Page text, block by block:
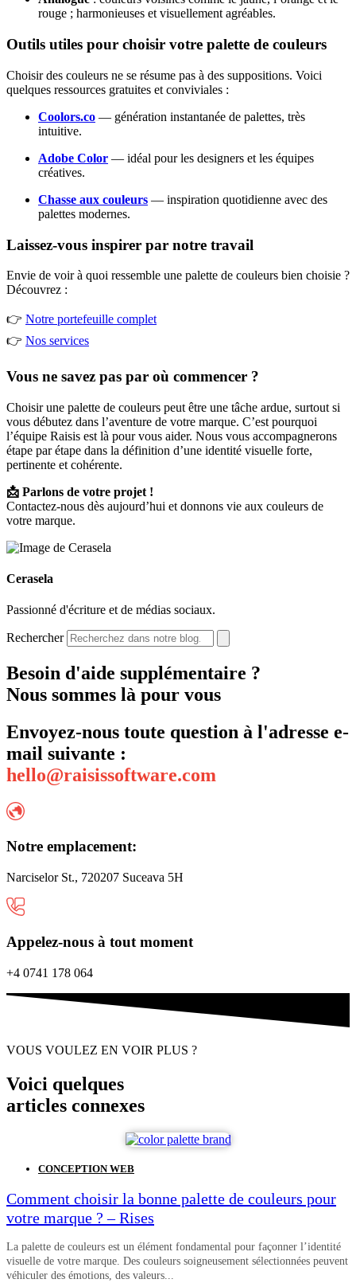
rouge ; harmonieuses et visuellement agréables.
Outils utiles pour choisir votre palette de couleurs
Choisir des couleurs ne se résume pas à des suppositions. Voici
quelques ressources gratuites et conviviales :
Coolors.co — génération instantanée de palettes, très
intuitive.
Adobe Color — idéal pour les designers et les équipes
créatives.
Chasse aux couleurs — inspiration quotidienne avec des
palettes modernes.
Laissez-vous inspirer par notre travail
Envie de voir à quoi ressemble une palette de couleurs bien choisie ?
Découvrez :
👉 Notre portefeuille complet
👉 Nos services
Vous ne savez pas par où commencer ?
Choisir une palette de couleurs peut être une tâche ardue, surtout si
vous débutez dans l’aventure de votre marque. C’est pourquoi
l’équipe Raisis est là pour vous aider. Nous vous accompagnerons
étape par étape dans la définition d’une identité visuelle forte,
pertinente et cohérente.
📩 Parlons de votre projet !
Contactez-nous dès aujourd’hui et donnons vie aux couleurs de
votre marque.
Cerasela
Passionné d'écriture et de médias sociaux.
Rechercher
Besoin d'aide supplémentaire ?
Nous sommes là pour vous
Envoyez-nous toute question à l'adresse e-
mail suivante :
hello@raisissoftware.com
Notre emplacement:
Narciselor St., 720207 Suceava 5H
Appelez-nous à tout moment
+4 0741 178 064
VOUS VOULEZ EN VOIR PLUS ?
Voici quelques
articles connexes
CONCEPTION WEB
Comment choisir la bonne palette de couleurs pour
votre marque ? – Rises
La palette de couleurs est un élément fondamental pour façonner l’identité
visuelle de votre marque. Des couleurs soigneusement sélectionnées peuvent
véhiculer des émotions, des valeurs...